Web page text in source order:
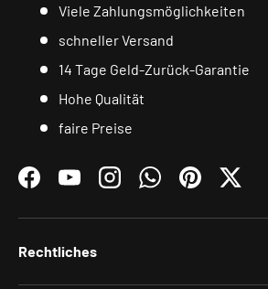
Viele Zahlungsmöglichkeiten
schneller Versand
14 Tage Geld-Zurück-Garantie
Hohe Qualität
faire Preise
FacebookYouTubeInstagramWhatsAppPinterestTwitter
Rechtliches